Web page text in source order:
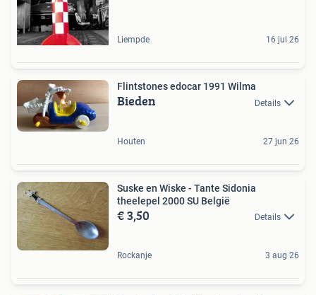
Liempde 16 jul 26
Flintstones edocar 1991 Wilma
Bieden Details
Houten 27 jun 26
Suske en Wiske - Tante Sidonia
theelepel 2000 SU België
€ 3,50 Details
Rockanje 3 aug 26